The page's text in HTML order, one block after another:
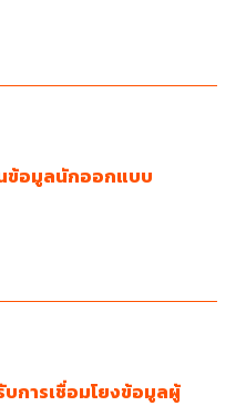
ข้อมูลนักออกแบบ
การเชื่อมโยงข้อมูลผู้